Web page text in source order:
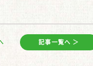
記事一覧へ ＞